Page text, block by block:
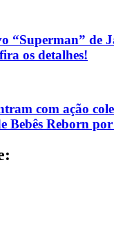
“Superman” de
os detalhes!
com ação
Bebês Reborn